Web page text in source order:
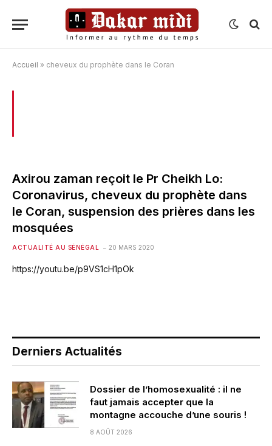
Accueil » cheveux du prophète dans le Coran
Axirou zaman reçoit le Pr Cheikh Lo:
Coronavirus, cheveux du prophète dans
le Coran, suspension des prières dans les
mosquées
ACTUALITÉ AU SÉNÉGAL 20 MARS 2020
https://youtu.be/p9VS1cH1pOk
Derniers Actualités
Dossier de l’homosexualité : il ne
faut jamais accepter que la
montagne accouche d’une souris !
8 AOÛT 2026